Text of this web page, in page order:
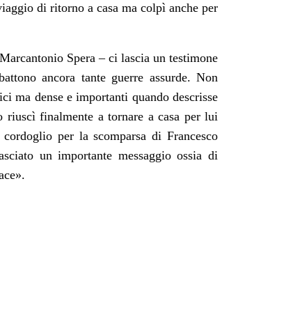
di ritorno a casa ma colpì anche per
Spera – ci lascia un testimone
ancora tante guerre assurde. Non
ma dense e importanti quando descrisse
riuscì finalmente a tornare a casa per lui
per la scomparsa di Francesco
un importante messaggio ossia di